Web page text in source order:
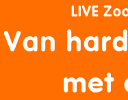
LIVE
Van
met